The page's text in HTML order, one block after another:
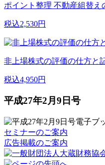
ポイント整理 不動産組替え
税込2,530円
非上場株式の評価の仕方と
税込4,950円
平成27年2月9日号
セミナーのご案内
広告掲載のご案内